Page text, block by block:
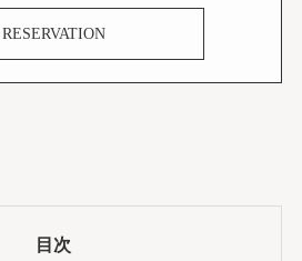
RESERVATION
目次